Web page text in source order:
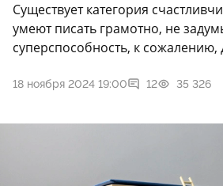
Существует категория
умеют писать грамотно, не
суперспособность, к сожалению,
18 ноября 2024 19:00 12 35 326